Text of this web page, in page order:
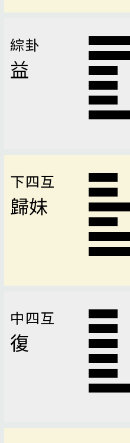
綜卦
益
下四互
歸妹
中四互
復